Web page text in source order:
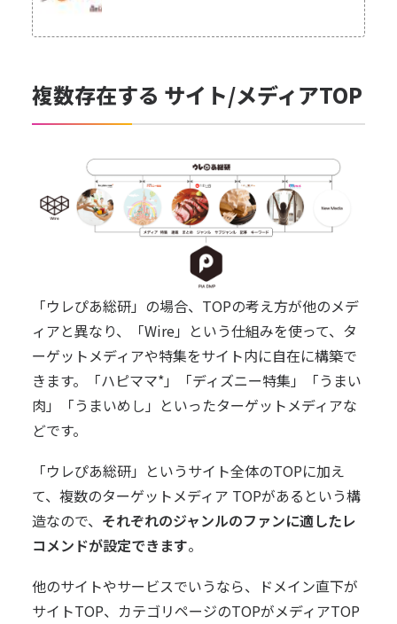
複数存在する サイト/メディアTOP
「ウレぴあ総研」の場合、TOPの考え方が他のメデ
ィアと異なり、「Wire」という仕組みを使って、タ
ーゲットメディアや特集をサイト内に自在に構築で
きます。「ハピママ*」「ディズニー特集」「うまい
肉」「うまいめし」といったターゲットメディアな
どです。
「ウレぴあ総研」というサイト全体のTOPに加え
て、複数のターゲットメディア TOPがあるという構
造なので、 それぞれのジャンルのファンに適したレ
コメンドが設定できます。
他のサイトやサービスでいうなら、ドメイン直下が
サイトTOP、カテゴリページのTOPがメディアTOP